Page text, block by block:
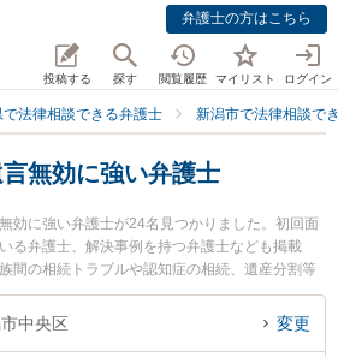
弁護士の方はこちら
投稿する 探す 閲覧履歴 マイリスト ログイン
で法律相談できる弁護士 新潟市で法律相談で
無効に強い弁護士
効に強い弁護士が24名見つかりました。初回面
る弁護士、解決事例を持つ弁護士なども掲載
間の相続トラブルや認知症の相続、遺産分割等
もでき便利です。特に弁護士法人一新総合法律
門法律経済事務所 新潟支店の牧野 絵里華弁護
中央区 変更